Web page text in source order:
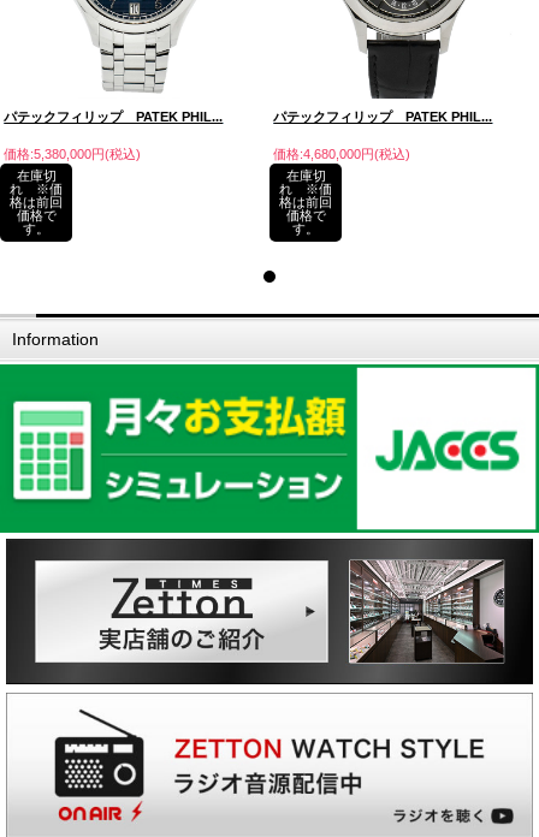
パテックフィリップ PATEK PHIL...
価格:5,380,000円(税込)
在庫切
れ ※価
格は前回
価格で
す。
パテックフィリップ PATEK PHIL...
価格:4,680,000円(税込)
在庫切
れ ※価
格は前回
価格で
す。
Information